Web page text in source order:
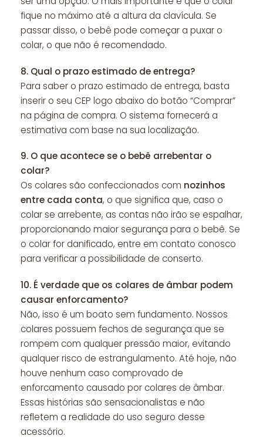
fique no máximo até a altura da clavícula. Se
passar disso, o bebê pode começar a puxar o
colar, o que não é recomendado.
8. Qual o prazo estimado de entrega?
Para saber o prazo estimado de entrega, basta
inserir o seu CEP logo abaixo do botão “Comprar”
na página de compra. O sistema fornecerá a
estimativa com base na sua localização.
9. O que acontece se o bebê arrebentar o
colar?
Os colares são confeccionados com nozinhos
entre cada conta, o que significa que, caso o
colar se arrebente, as contas não irão se espalhar,
proporcionando maior segurança para o bebê. Se
o colar for danificado, entre em contato conosco
para verificar a possibilidade de conserto.
10. É verdade que os colares de âmbar podem
causar enforcamento?
Não, isso é um boato sem fundamento. Nossos
colares possuem fechos de segurança que se
rompem com qualquer pressão maior, evitando
qualquer risco de estrangulamento. Até hoje, não
houve nenhum caso comprovado de
enforcamento causado por colares de âmbar.
Essas histórias são sensacionalistas e não
refletem a realidade do uso seguro desse
acessório.